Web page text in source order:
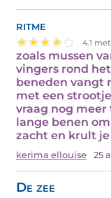
ritme
4.1
zoals mussen
vingers rond
beneden vangt
met een
vraag nog
lange benen
zacht en krult
kerima ellouise 25
De zee